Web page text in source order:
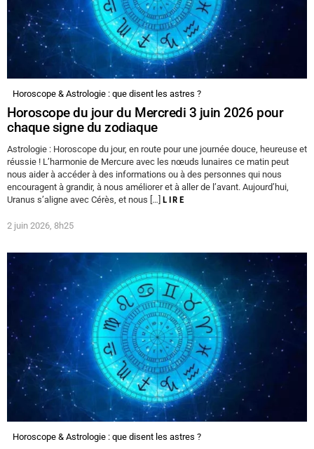
Horoscope & Astrologie : que disent les astres ?
Horoscope du jour du Mercredi 3 juin 2026 pour
chaque signe du zodiaque
Astrologie : Horoscope du jour, en route pour une journée douce, heureuse et
réussie ! L’harmonie de Mercure avec les nœuds lunaires ce matin peut
nous aider à accéder à des informations ou à des personnes qui nous
encouragent à grandir, à nous améliorer et à aller de l’avant. Aujourd’hui,
Uranus s’aligne avec Cérès, et nous […] LIRE
2 juin 2026, 8h25
Horoscope & Astrologie : que disent les astres ?